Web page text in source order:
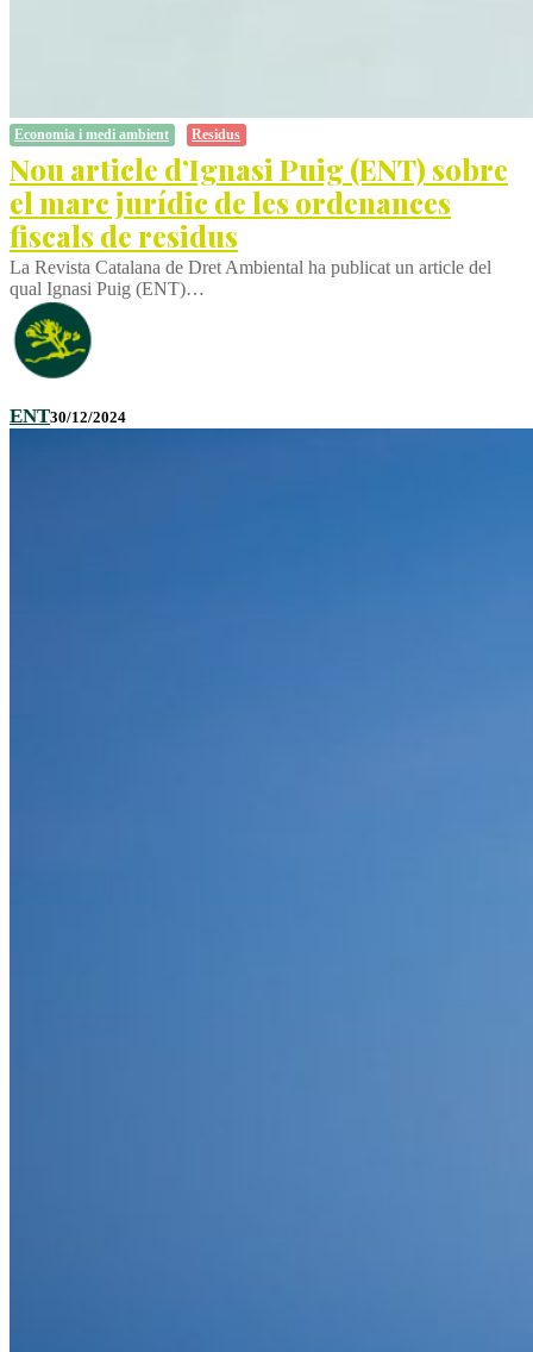
Economia i medi ambient Residus
Nou article d’Ignasi Puig (ENT) sobre
el marc jurídic de les ordenances
fiscals de residus
La Revista Catalana de Dret Ambiental ha publicat un article del
qual Ignasi Puig (ENT)…
ENT30/12/2024